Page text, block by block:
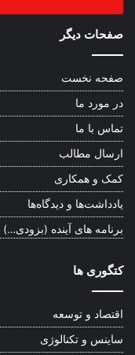
صفحات دیگر
صفحه نخست
در مورد ما
تماس با ما
ارسال مطالب
کمک و همکاری
یادداشت‌ها و دیدگاه‌ها
برنامه های آینده (بزودی…)
کتگوری ها
اقتصاد و توسعه
ساینس و تکنالوژی